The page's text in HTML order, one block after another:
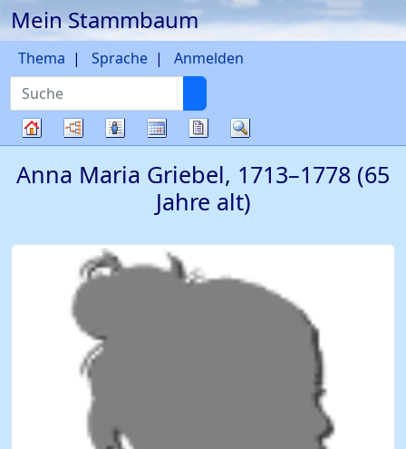
Weiter zu Hauptseite
Mein Stammbaum
Suche
Thema Sprache Anmelden
Diagramme
Listen KalenderBerichte
Anna Maria Griebel, 1713–1778 (65
Jahre alt)